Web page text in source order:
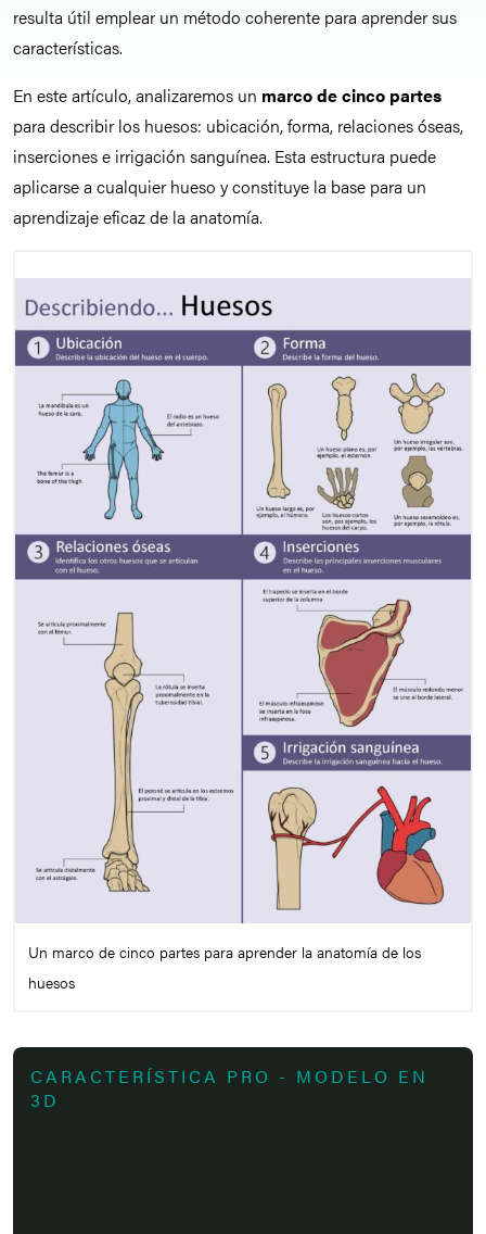
resulta útil emplear un método coherente para aprender sus
características.
En este artículo, analizaremos un marco de cinco partes
para describir los huesos: ubicación, forma, relaciones óseas,
inserciones e irrigación sanguínea. Esta estructura puede
aplicarse a cualquier hueso y constituye la base para un
aprendizaje eficaz de la anatomía.
Un marco de cinco partes para aprender la anatomía de los
huesos
CARACTERÍSTICA PRO - MODELO EN
3D